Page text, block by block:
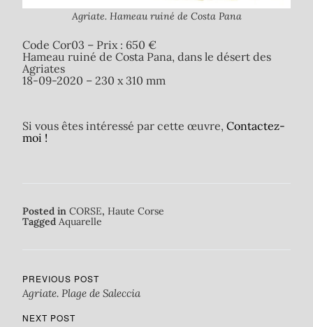
Agriate. Hameau ruiné de Costa Pana
Code Cor03 – Prix : 650 €
Hameau ruiné de Costa Pana, dans le désert des
Agriates
18-09-2020 – 230 x 310 mm
Si vous êtes intéressé par cette œuvre, Contactez-
moi !
Posted in CORSE, Haute Corse
Tagged Aquarelle
PREVIOUS POST
Agriate. Plage de Saleccia
NEXT POST